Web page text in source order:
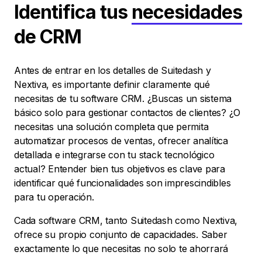
Identifica tus necesidades
de CRM
Antes de entrar en los detalles de Suitedash y
Nextiva, es importante definir claramente qué
necesitas de tu software CRM. ¿Buscas un sistema
básico solo para gestionar contactos de clientes? ¿O
necesitas una solución completa que permita
automatizar procesos de ventas, ofrecer analítica
detallada e integrarse con tu stack tecnológico
actual? Entender bien tus objetivos es clave para
identificar qué funcionalidades son imprescindibles
para tu operación.
Cada software CRM, tanto Suitedash como Nextiva,
ofrece su propio conjunto de capacidades. Saber
exactamente lo que necesitas no solo te ahorrará